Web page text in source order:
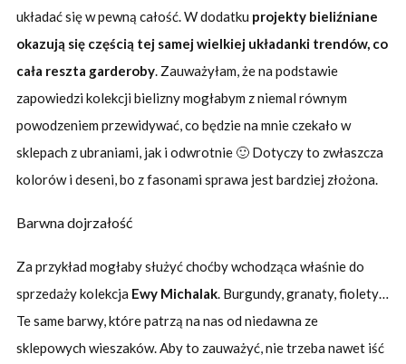
układać się w pewną całość. W dodatku projekty bieliźniane
okazują się częścią tej samej wielkiej układanki trendów, co
cała reszta garderoby. Zauważyłam, że na podstawie
zapowiedzi kolekcji bielizny mogłabym z niemal równym
powodzeniem przewidywać, co będzie na mnie czekało w
sklepach z ubraniami, jak i odwrotnie 🙂 Dotyczy to zwłaszcza
kolorów i deseni, bo z fasonami sprawa jest bardziej złożona.
Barwna dojrzałość
Za przykład mogłaby służyć choćby wchodząca właśnie do
sprzedaży kolekcja Ewy Michalak. Burgundy, granaty, fiolety…
Te same barwy, które patrzą na nas od niedawna ze
sklepowych wieszaków. Aby to zauważyć, nie trzeba nawet iść